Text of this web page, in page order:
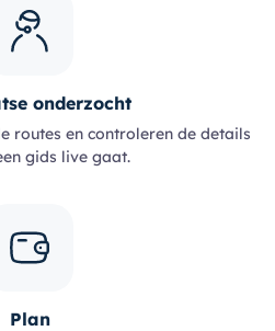
onderzocht
routes en controleren de details
gids live gaat.
Plan